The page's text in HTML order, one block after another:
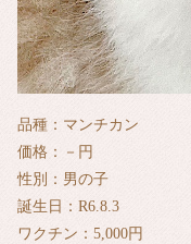
品種：マンチカン
価格：－円
性別：男の子
誕生日：R6.8.3
ワクチン：5,000円